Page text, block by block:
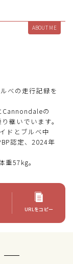
ABOUT ME
べの走行記録を
Cannondaleの
継いでいます。
ドとブルベ中
認定、2024年
57kg。
URLをコピー